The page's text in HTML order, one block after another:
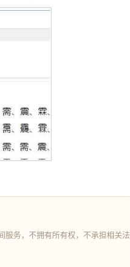
服务，不拥有所有权，不承担相关法